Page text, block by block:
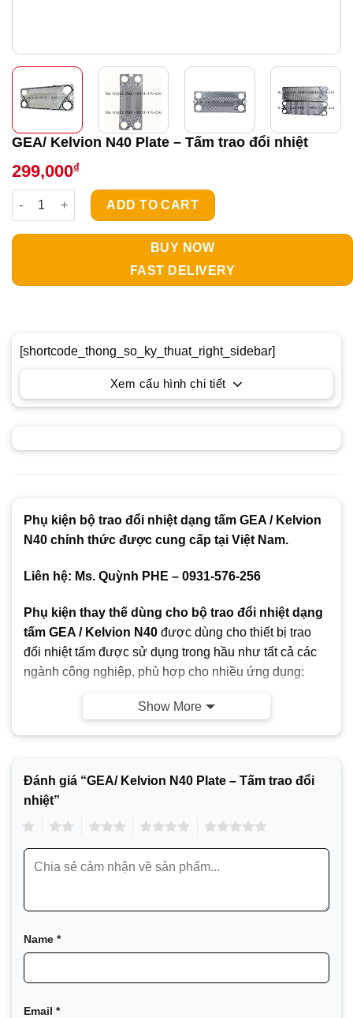
GEA/ Kelvion N40 Plate – Tấm trao đổi nhiệt
299,000₫
GEA/ Kelvion N40 Plate - Tấm trao đổi nhiệt quantity
ADD TO CART
BUY NOW
FAST DELIVERY
Phụ kiện bộ trao đổi nhiệt dạng tấm GEA / Kelvion
N40 chính thức được cung cấp tại Việt Nam.
Liên hệ: Ms. Quỳnh PHE – 0931-576-256
Phụ kiện thay thế dùng cho bộ trao đổi nhiệt dạng
tấm GEA / Kelvion N40 được dùng cho thiết bị trao
đổi nhiệt tấm được sử dụng trong hầu như tất cả các
ngành công nghiệp, phù hợp cho nhiều ứng dụng:
Công nghệ sinh học và dược phẩm
Hóa chất
Thực phẩm và đồ uống
Hàng hải và Vận tải
Thép
Xử lý nước và chất thải
Show More
Đánh giá “GEA/ Kelvion N40 Plate – Tấm trao đổi
nhiệt”
Name *
Email *
[shortcode_thong_so_ky_thuat_right_sidebar]
Xem cấu hình chi tiết